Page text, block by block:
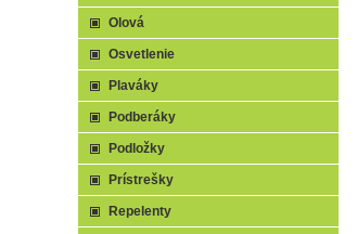
Olová
Osvetlenie
Plaváky
Podberáky
Podložky
Prístrešky
Repelenty